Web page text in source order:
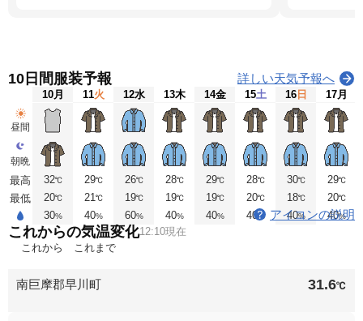
10日間服装予報 詳しい天気予報へ
昼間
朝晩
最高
最低
10月
32℃
20℃
30%
11火
29℃
21℃
40%
12水
26℃
19℃
60%
13木
28℃
19℃
40%
14金
29℃
19℃
40%
15土
28℃
20℃
40 %
16日
30℃
18℃
40%
17月
29℃
20℃
40%
アイコンの説明
これからの気温変化12:10現在
これから
これまで
南巨摩郡早川町 31.6℃